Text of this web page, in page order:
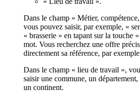
Dans le champ « Métier,
vous pouvez saisir, par exemple, «
« brasserie » en tapant sur la touche
mot. Vous recherchez une offre
directement sa référence, par
Dans le champ « lieu de travail »,
saisir une commune, un
un continent.